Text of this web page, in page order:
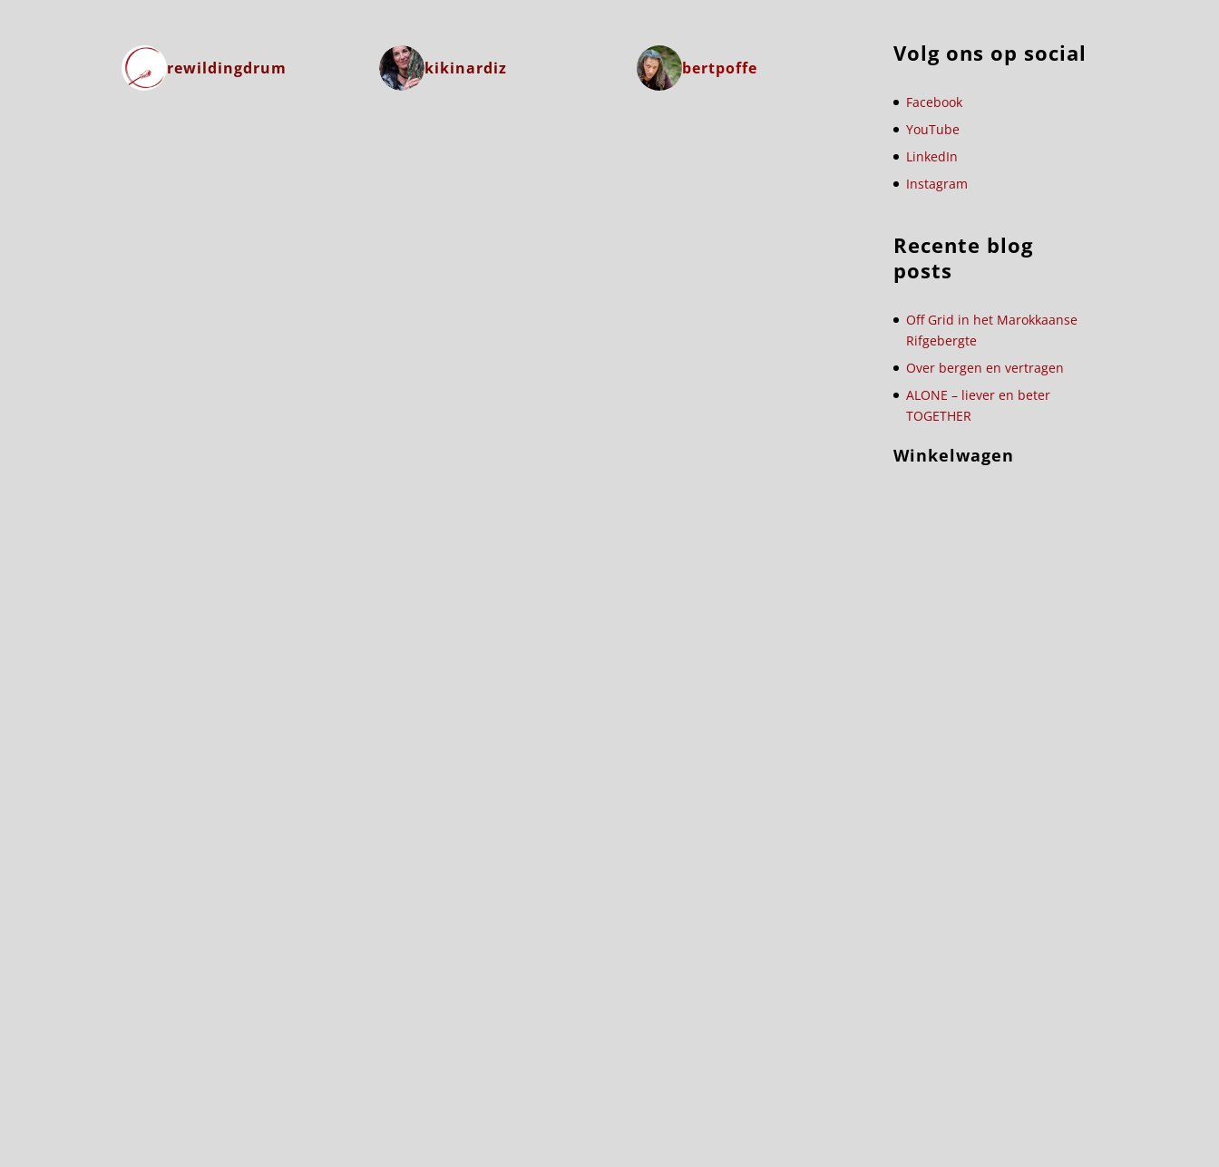
rewildingdrum kikinardiz bertpoffe
Volg ons op social
Facebook
YouTube
LinkedIn
Instagram
Recente blog
posts
Off Grid in het Marokkaanse
Rifgebergte
Over bergen en vertragen
ALONE – liever en beter
TOGETHER
Winkelwagen